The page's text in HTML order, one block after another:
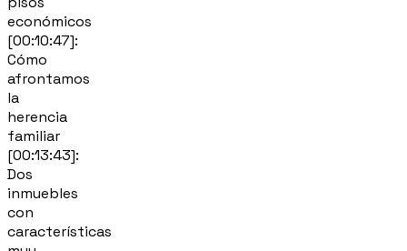
económicos
[00:10:47]:
Cómo
afrontamos
la
herencia
familiar
[00:13:43]:
Dos
inmuebles
con
características